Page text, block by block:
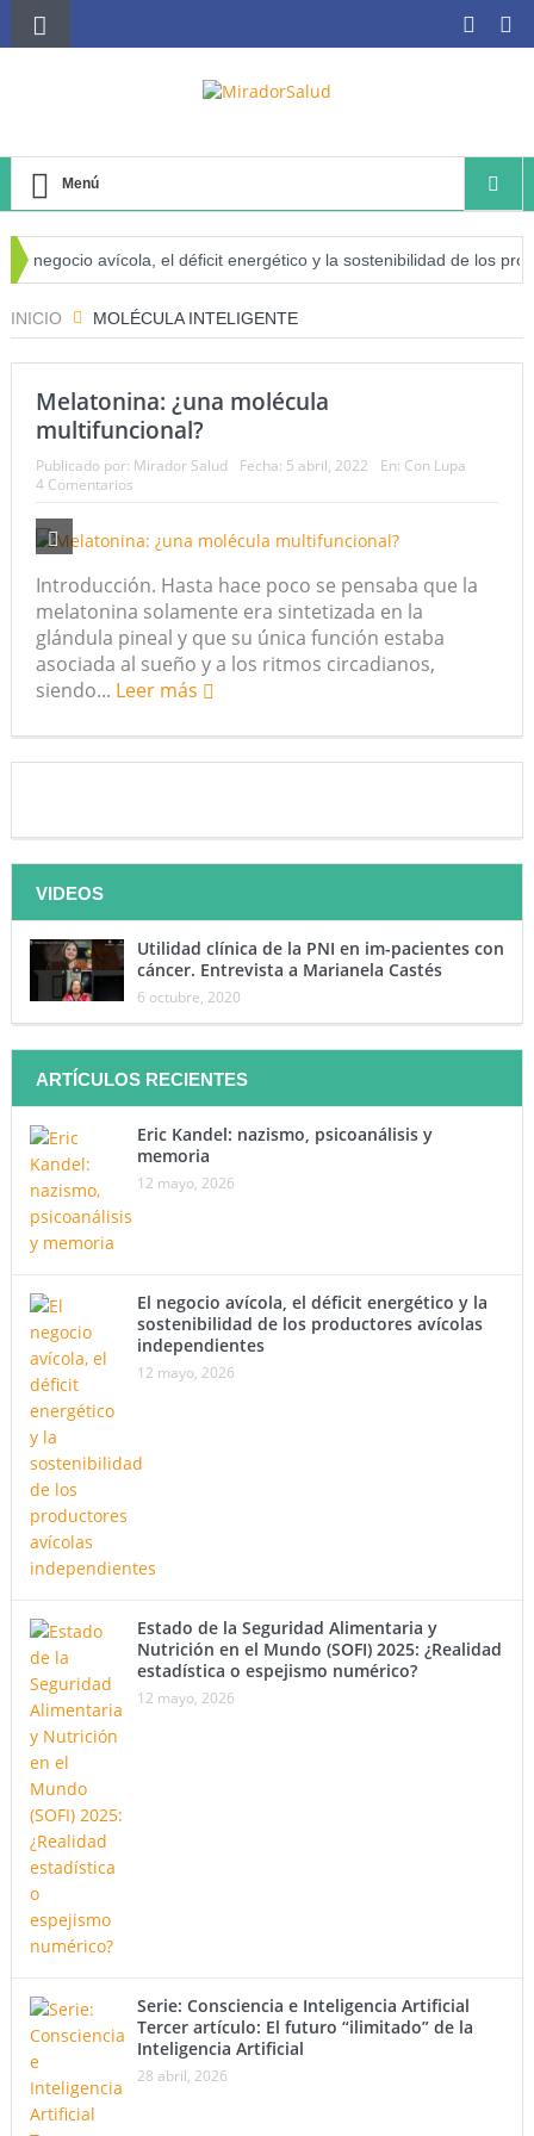
Menú
negocio avícola, el déficit energético y la sostenibilidad de los
INICIO MOLÉCULA INTELIGENTE
Melatonina: ¿una molécula
multifuncional?
Publicado por: Mirador Salud Fecha: 5 abril, 2022 En: Con Lupa
4 Comentarios
Introducción. Hasta hace poco se pensaba que la
melatonina solamente era sintetizada en la
glándula pineal y que su única función estaba
asociada al sueño y a los ritmos circadianos,
siendo... Leer más
VIDEOS
Utilidad clínica de la PNI en im-pacientes con
cáncer. Entrevista a Marianela Castés
6 octubre, 2020
ARTÍCULOS RECIENTES
Eric Kandel: nazismo, psicoanálisis y
memoria
12 mayo, 2026
El negocio avícola, el déficit energético y la
sostenibilidad de los productores avícolas
independientes
12 mayo, 2026
Estado de la Seguridad Alimentaria y
Nutrición en el Mundo (SOFI) 2025: ¿Realidad
estadística o espejismo numérico?
12 mayo, 2026
Serie: Consciencia e Inteligencia Artificial
Tercer artículo: El futuro “ilimitado” de la
Inteligencia Artificial
28 abril, 2026